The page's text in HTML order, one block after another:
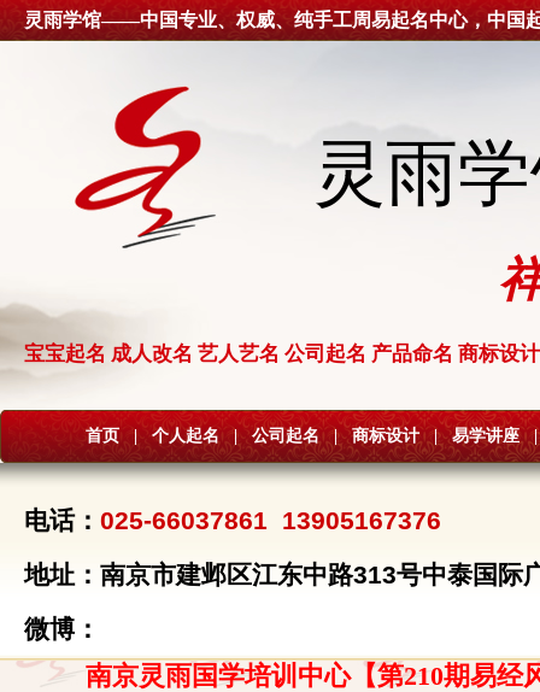
灵雨学馆——中国专业、权威、纯手工周易起名中心，中国
灵雨
宝宝起名 成人改名 艺人艺名 公司起名 产品命名 商标设计
首页 | 个人起名 | 公司起名 | 商标设计 | 易学讲座 |
电话： 025-66037861 13905167376
地址：南京市建邺区江东中路313号中泰国际
微博：
南京灵雨国学培训中心【第210期易经